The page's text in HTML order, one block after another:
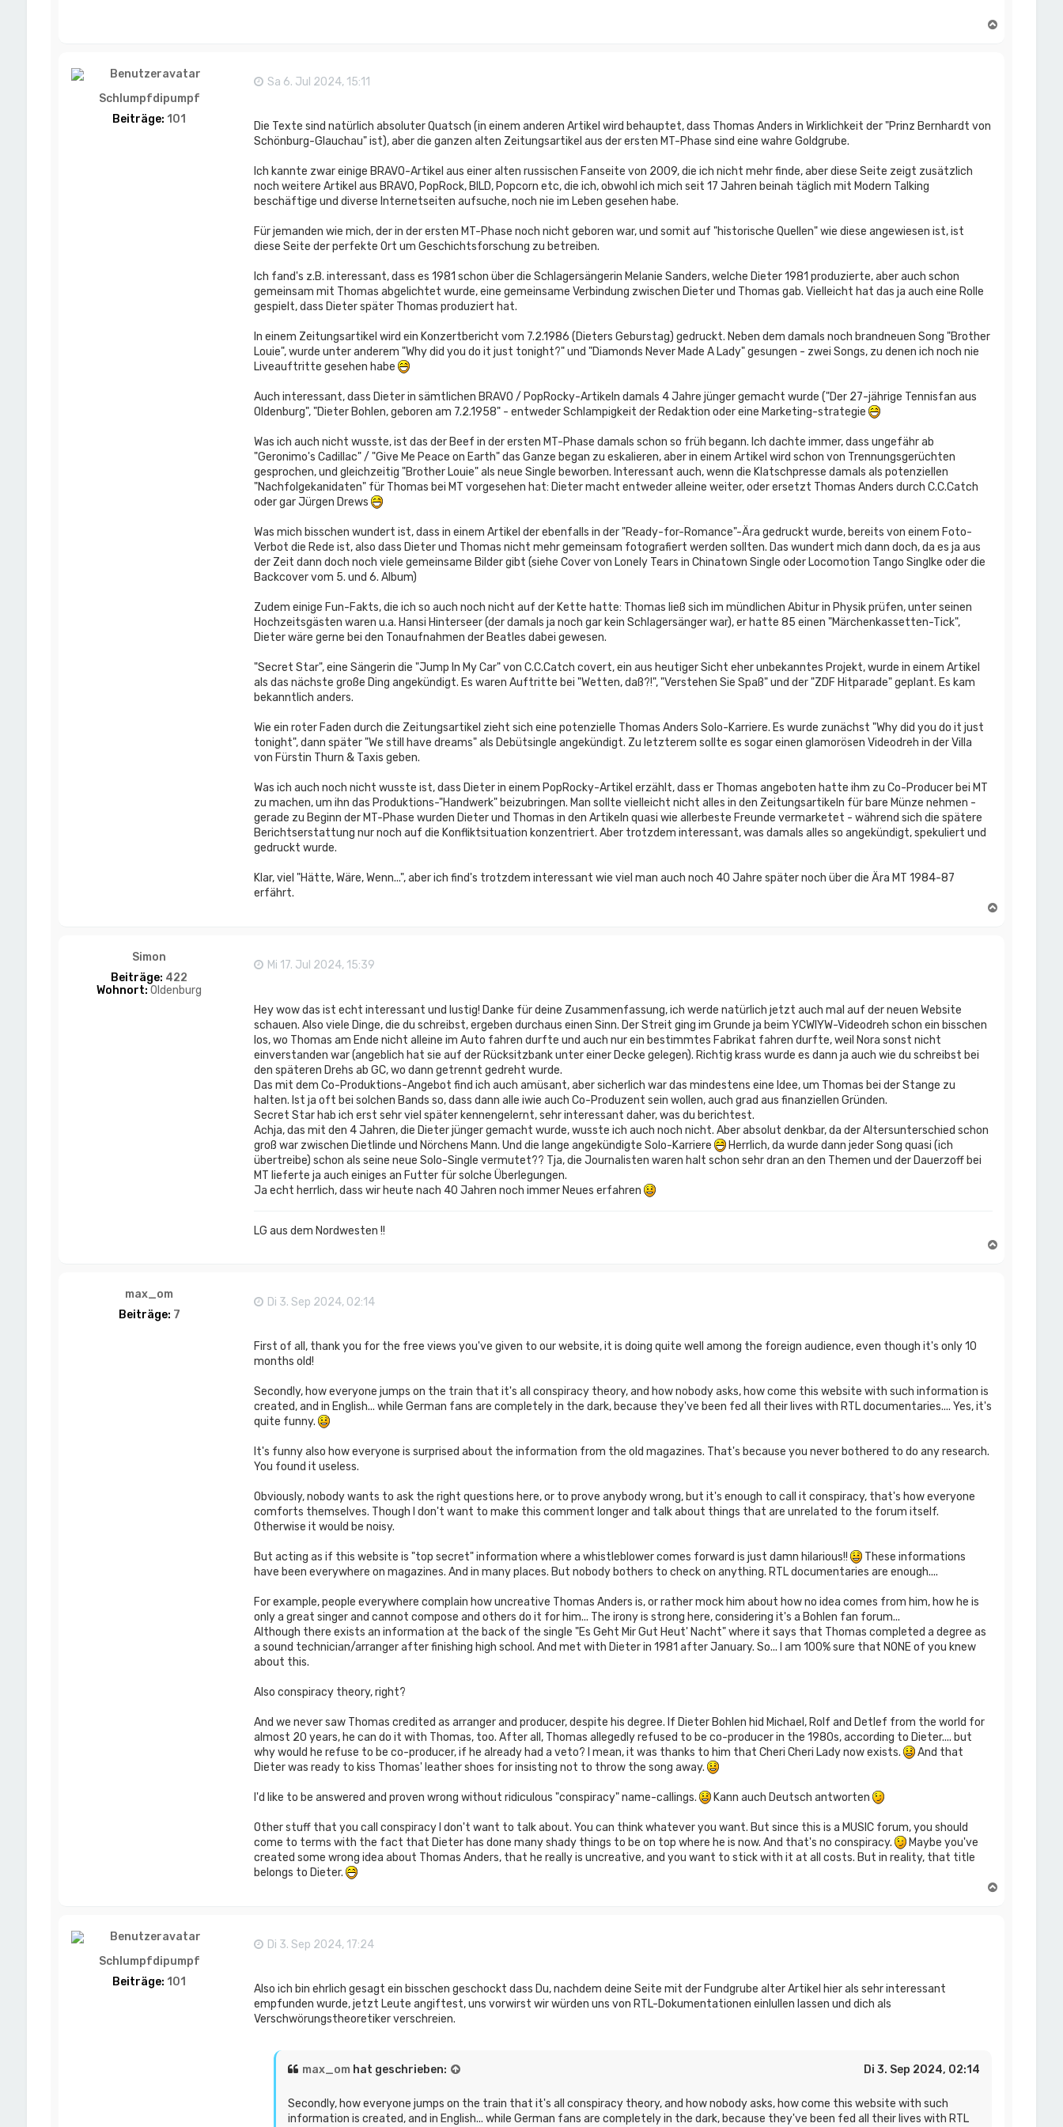
Schlumpfdipumpf
Beiträge: 101
Sa 6. Jul 2024, 15:11
Die Texte sind natürlich absoluter Quatsch (in einem anderen Artikel wird behauptet, dass Thomas Anders in Wirklichkeit der "Prinz Bernhardt von
Schönburg-Glauchau" ist), aber die ganzen alten Zeitungsartikel aus der ersten MT-Phase sind eine wahre Goldgrube.
Ich kannte zwar einige BRAVO-Artikel aus einer alten russischen Fanseite von 2009, die ich nicht mehr finde, aber diese Seite zeigt zusätzlich
noch weitere Artikel aus BRAVO, PopRock, BILD, Popcorn etc, die ich, obwohl ich mich seit 17 Jahren beinah täglich mit Modern Talking
beschäftige und diverse Internetseiten aufsuche, noch nie im Leben gesehen habe.
Für jemanden wie mich, der in der ersten MT-Phase noch nicht geboren war, und somit auf "historische Quellen" wie diese angewiesen ist, ist
diese Seite der perfekte Ort um Geschichtsforschung zu betreiben.
Ich fand's z.B. interessant, dass es 1981 schon über die Schlagersängerin Melanie Sanders, welche Dieter 1981 produzierte, aber auch schon
gemeinsam mit Thomas abgelichtet wurde, eine gemeinsame Verbindung zwischen Dieter und Thomas gab. Vielleicht hat das ja auch eine Rolle
gespielt, dass Dieter später Thomas produziert hat.
In einem Zeitungsartikel wird ein Konzertbericht vom 7.2.1986 (Dieters Geburstag) gedruckt. Neben dem damals noch brandneuen Song "Brother
Louie", wurde unter anderem "Why did you do it just tonight?" und "Diamonds Never Made A Lady" gesungen - zwei Songs, zu denen ich noch nie
Liveauftritte gesehen habe
Auch interessant, dass Dieter in sämtlichen BRAVO / PopRocky-Artikeln damals 4 Jahre jünger gemacht wurde ("Der 27-jährige Tennisfan aus
Oldenburg", "Dieter Bohlen, geboren am 7.2.1958" - entweder Schlampigkeit der Redaktion oder eine Marketing-strategie
Was ich auch nicht wusste, ist das der Beef in der ersten MT-Phase damals schon so früh begann. Ich dachte immer, dass ungefähr ab
"Geronimo's Cadillac" / "Give Me Peace on Earth" das Ganze began zu eskalieren, aber in einem Artikel wird schon von Trennungsgerüchten
gesprochen, und gleichzeitig "Brother Louie" als neue Single beworben. Interessant auch, wenn die Klatschpresse damals als potenziellen
"Nachfolgekanidaten" für Thomas bei MT vorgesehen hat: Dieter macht entweder alleine weiter, oder ersetzt Thomas Anders durch C.C.Catch
oder gar Jürgen Drews
Was mich bisschen wundert ist, dass in einem Artikel der ebenfalls in der "Ready-for-Romance"-Ära gedruckt wurde, bereits von einem Foto-
Verbot die Rede ist, also dass Dieter und Thomas nicht mehr gemeinsam fotografiert werden sollten. Das wundert mich dann doch, da es ja aus
der Zeit dann doch noch viele gemeinsame Bilder gibt (siehe Cover von Lonely Tears in Chinatown Single oder Locomotion Tango Singlke oder die
Backcover vom 5. und 6. Album)
Zudem einige Fun-Fakts, die ich so auch noch nicht auf der Kette hatte: Thomas ließ sich im mündlichen Abitur in Physik prüfen, unter seinen
Hochzeitsgästen waren u.a. Hansi Hinterseer (der damals ja noch gar kein Schlagersänger war), er hatte 85 einen "Märchenkassetten-Tick",
Dieter wäre gerne bei den Tonaufnahmen der Beatles dabei gewesen.
"Secret Star", eine Sängerin die "Jump In My Car" von C.C.Catch covert, ein aus heutiger Sicht eher unbekanntes Projekt, wurde in einem Artikel
als das nächste große Ding angekündigt. Es waren Auftritte bei "Wetten, daß?!", "Verstehen Sie Spaß" und der "ZDF Hitparade" geplant. Es kam
bekanntlich anders.
Wie ein roter Faden durch die Zeitungsartikel zieht sich eine potenzielle Thomas Anders Solo-Karriere. Es wurde zunächst "Why did you do it just
tonight", dann später "We still have dreams" als Debütsingle angekündigt. Zu letzterem sollte es sogar einen glamorösen Videodreh in der Villa
von Fürstin Thurn & Taxis geben.
Was ich auch noch nicht wusste ist, dass Dieter in einem PopRocky-Artikel erzählt, dass er Thomas angeboten hatte ihm zu Co-Producer bei MT
zu machen, um ihn das Produktions-"Handwerk" beizubringen. Man sollte vielleicht nicht alles in den Zeitungsartikeln für bare Münze nehmen -
gerade zu Beginn der MT-Phase wurden Dieter und Thomas in den Artikeln quasi wie allerbeste Freunde vermarketet - während sich die spätere
Berichtserstattung nur noch auf die Konfliktsituation konzentriert. Aber trotzdem interessant, was damals alles so angekündigt, spekuliert und
gedruckt wurde.
Klar, viel "Hätte, Wäre, Wenn...", aber ich find's trotzdem interessant wie viel man auch noch 40 Jahre später noch über die Ära MT 1984-87
erfährt.
Simon
Beiträge: 422
Wohnort: Oldenburg
Mi 17. Jul 2024, 15:39
Hey wow das ist echt interessant und lustig! Danke für deine Zusammenfassung, ich werde natürlich jetzt auch mal auf der neuen Website
schauen. Also viele Dinge, die du schreibst, ergeben durchaus einen Sinn. Der Streit ging im Grunde ja beim YCWIYW-Videodreh schon ein bisschen
los, wo Thomas am Ende nicht alleine im Auto fahren durfte und auch nur ein bestimmtes Fabrikat fahren durfte, weil Nora sonst nicht
einverstanden war (angeblich hat sie auf der Rücksitzbank unter einer Decke gelegen). Richtig krass wurde es dann ja auch wie du schreibst bei
den späteren Drehs ab GC, wo dann getrennt gedreht wurde.
Das mit dem Co-Produktions-Angebot find ich auch amüsant, aber sicherlich war das mindestens eine Idee, um Thomas bei der Stange zu
halten. Ist ja oft bei solchen Bands so, dass dann alle iwie auch Co-Produzent sein wollen, auch grad aus finanziellen Gründen.
Secret Star hab ich erst sehr viel später kennengelernt, sehr interessant daher, was du berichtest.
Achja, das mit den 4 Jahren, die Dieter jünger gemacht wurde, wusste ich auch noch nicht. Aber absolut denkbar, da der Altersunterschied schon
groß war zwischen Dietlinde und Nörchens Mann. Und die lange angekündigte Solo-Karriere
Herrlich, da wurde dann jeder Song quasi (ich
übertreibe) schon als seine neue Solo-Single vermutet?? Tja, die Journalisten waren halt schon sehr dran an den Themen und der Dauerzoff bei
MT lieferte ja auch einiges an Futter für solche Überlegungen.
Ja echt herrlich, dass wir heute nach 40 Jahren noch immer Neues erfahren
LG aus dem Nordwesten !!
max_om
Beiträge: 7
Di 3. Sep 2024, 02:14
First of all, thank you for the free views you've given to our website, it is doing quite well among the foreign audience, even though it's only 10
months old!
Secondly, how everyone jumps on the train that it's all conspiracy theory, and how nobody asks, how come this website with such information is
created, and in English... while German fans are completely in the dark, because they've been fed all their lives with RTL documentaries.... Yes, it's
quite funny.
It's funny also how everyone is surprised about the information from the old magazines. That's because you never bothered to do any research.
You found it useless.
Obviously, nobody wants to ask the right questions here, or to prove anybody wrong, but it's enough to call it conspiracy, that's how everyone
comforts themselves. Though I don't want to make this comment longer and talk about things that are unrelated to the forum itself.
Otherwise it would be noisy.
But acting as if this website is "top secret" information where a whistleblower comes forward is just damn hilarious!!
These informations
have been everywhere on magazines. And in many places. But nobody bothers to check on anything. RTL documentaries are enough....
For example, people everywhere complain how uncreative Thomas Anders is, or rather mock him about how no idea comes from him, how he is
only a great singer and cannot compose and others do it for him... The irony is strong here, considering it's a Bohlen fan forum...
Although there exists an information at the back of the single "Es Geht Mir Gut Heut' Nacht" where it says that Thomas completed a degree as
a sound technician/arranger after finishing high school. And met with Dieter in 1981 after January. So... I am 100% sure that NONE of you knew
about this.
Also conspiracy theory, right?
And we never saw Thomas credited as arranger and producer, despite his degree. If Dieter Bohlen hid Michael, Rolf and Detlef from the world for
almost 20 years, he can do it with Thomas, too. After all, Thomas allegedly refused to be co-producer in the 1980s, according to Dieter.... but
why would he refuse to be co-producer, if he already had a veto? I mean, it was thanks to him that Cheri Cheri Lady now exists.
And that
Dieter was ready to kiss Thomas' leather shoes for insisting not to throw the song away.
I'd like to be answered and proven wrong without ridiculous "conspiracy" name-callings. Kann auch Deutsch antworten
Other stuff that you call conspiracy I don't want to talk about. You can think whatever you want. But since this is a MUSIC forum, you should
come to terms with the fact that Dieter has done many shady things to be on top where he is now. And that's no conspiracy.
Maybe you've
created some wrong idea about Thomas Anders, that he really is uncreative, and you want to stick with it at all costs. But in reality, that title
belongs to Dieter.
Schlumpfdipumpf
Beiträge: 101
Di 3. Sep 2024, 17:24
Also ich bin ehrlich gesagt ein bisschen geschockt dass Du, nachdem deine Seite mit der Fundgrube alter Artikel hier als sehr interessant
empfunden wurde, jetzt Leute angiftest, uns vorwirst wir würden uns von RTL-Dokumentationen einlullen lassen und dich als
Verschwörungstheoretiker verschreien.
max_om hat geschrieben: Di 3. Sep 2024, 02:14
Secondly, how everyone jumps on the train that it's all conspiracy theory, and how nobody asks, how come this website with such
information is created, and in English... while German fans are completely in the dark, because they've been fed all their lives with RTL